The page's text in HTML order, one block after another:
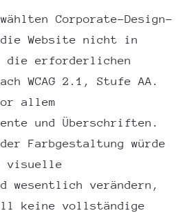
Corporate-Design-
Website nicht in
die erforderlichen
WCAG 2.1, Stufe AA.
allem
und Überschriften.
Farbgestaltung würde
visuelle
wesentlich verändern,
keine vollständige